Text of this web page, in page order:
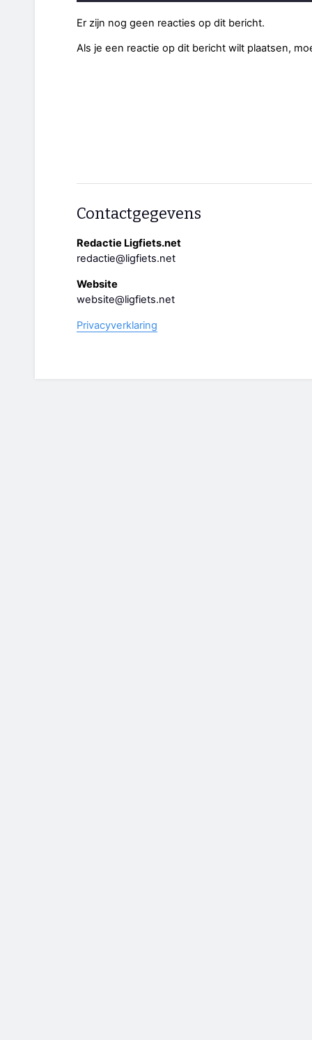
Er zijn nog geen reacties op dit bericht.
Als je een reactie op dit bericht wilt plaatsen,
Contactgegevens
Redactie Ligfiets.net
redactie@ligfiets.net
Website
website@ligfiets.net
Privacyverklaring